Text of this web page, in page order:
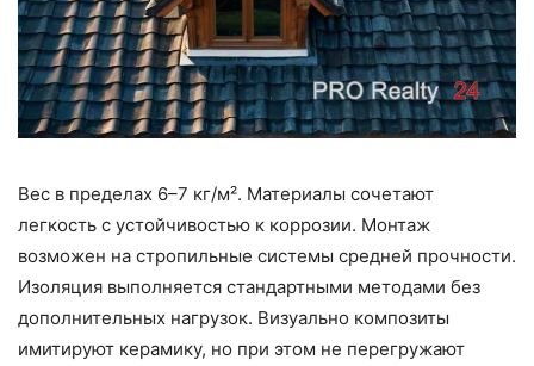
Вес в пределах 6–7 кг/м². Материалы сочетают
легкость с устойчивостью к коррозии. Монтаж
возможен на стропильные системы средней прочности.
Изоляция выполняется стандартными методами без
дополнительных нагрузок. Визуально композиты
имитируют керамику, но при этом не перегружают